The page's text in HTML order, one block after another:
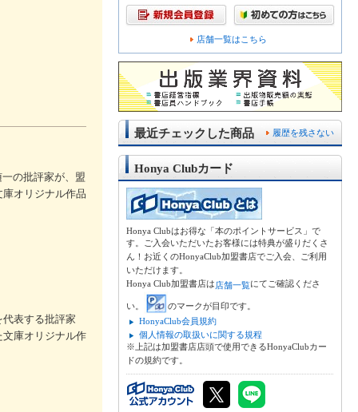
の批評家が、盟
オリジナル作品
表する批評家
庫オリジナル作
店舗一覧はこちら
履歴を残さない
最近チェックした商品
Honya Clubカード
Honya Clubはお得な「本のポイントサービス」で
す。ご入会いただいたお客様には特典が盛りだくさ
ん！お近くのHonyaClub加盟書店でご入会、ご利用
いただけます。
Honya Club加盟書店は店舗一覧にてご確認くださ
い。
のマークが目印です。
HonyaClub会員規約
個人情報の取扱いに関する規程
※上記は加盟書店店頭で使用できるHonyaClubカー
ドの規約です。